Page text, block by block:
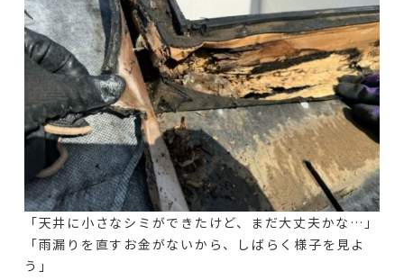
「天井に小さなシミができたけど、まだ大丈夫かな…」
「雨漏りを直すお金がないから、しばらく様子を見よ
う」